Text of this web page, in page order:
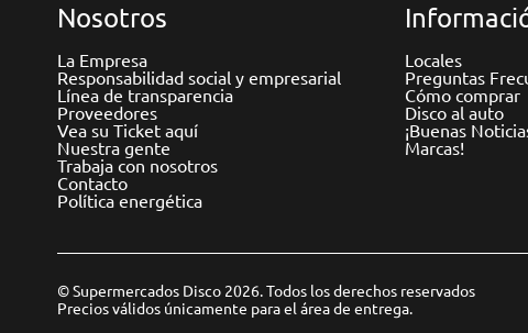
Nosotros
La Empresa
Responsabilidad social y empresarial
Línea de transparencia
Proveedores
Vea su Ticket aquí
Nuestra gente
Trabaja con nosotros
Contacto
Política energética
Locales
Preguntas
Cómo comprar
Disco al auto
¡Buenas
Marcas!
© Supermercados Disco 2026. Todos los derechos reservados
Precios válidos únicamente para el área de entrega.